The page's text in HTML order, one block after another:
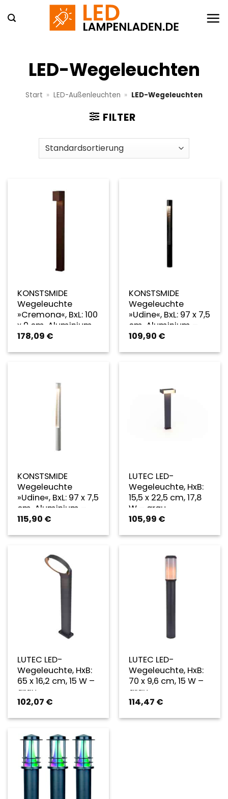
Inhalt
LED-Wegeleuchten
Start » LED-Außenleuchten » LED-Wegeleuchten
FILTER
KONSTSMIDE
Wegeleuchte
»Cremona«, BxL: 100
x 9 cm, Aluminium
– braun
178,09 €
KONSTSMIDE
Wegeleuchte
»Udine«, BxL: 97 x 7,5
cm, Aluminium –
schwarz
109,90 €
KONSTSMIDE
Wegeleuchte
»Udine«, BxL: 97 x 7,5
cm, Aluminium –
weiss
115,90 €
LUTEC LED-
Wegeleuchte, HxB:
15,5 x 22,5 cm, 17,8
W – grau
105,99 €
LUTEC LED-
Wegeleuchte, HxB:
65 x 16,2 cm, 15 W –
grau
102,07 €
LUTEC LED-
Wegeleuchte, HxB:
70 x 9,6 cm, 15 W –
grau
114,47 €